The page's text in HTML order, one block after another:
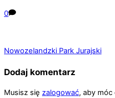
0
Nowozelandzki Park Jurajski
Dodaj komentarz
Musisz się zalogować, aby